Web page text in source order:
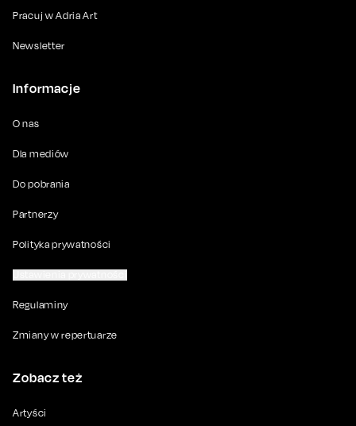
Pracuj w Adria Art
Newsletter
Informacje
O nas
Dla mediów
Do pobrania
Partnerzy
Polityka prywatności
Regulaminy
Zmiany w repertuarze
Zobacz też
Artyści